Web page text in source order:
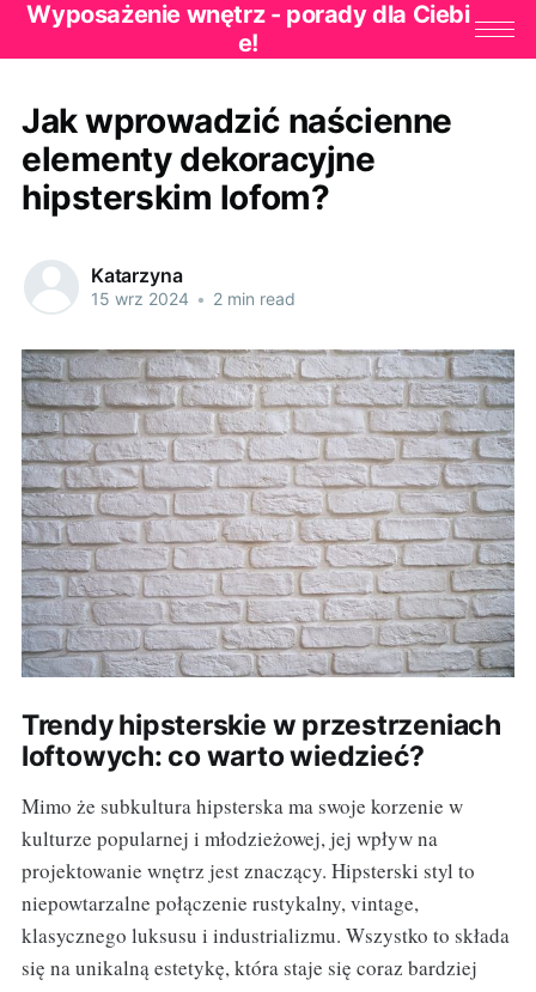
Wyposażenie wnętrz - porady dla Ciebi
e!
Jak wprowadzić naścienne
elementy dekoracyjne
hipsterskim lofom?
Katarzyna
15 wrz 2024 • 2 min read
Trendy hipsterskie w przestrzeniach
loftowych: co warto wiedzieć?
Mimo że subkultura hipsterska ma swoje korzenie w
kulturze popularnej i młodzieżowej, jej wpływ na
projektowanie wnętrz jest znaczący. Hipsterski styl to
niepowtarzalne połączenie rustykalny, vintage,
klasycznego luksusu i industrializmu. Wszystko to składa
się na unikalną estetykę, która staje się coraz bardziej